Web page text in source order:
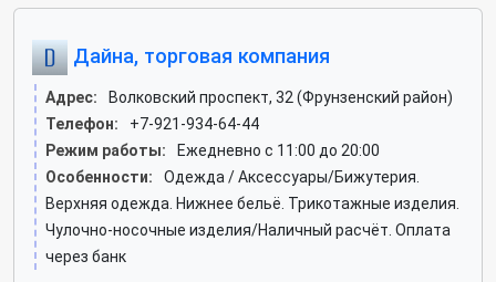
Дайна, торговая компания
Адрес:
Волковский проспект, 32 (Фрунзенский район)
Телефон:
+7-921-934-64-44
Режим работы:
Ежедневно с 11:00 до 20:00
Особенности:
Одежда / Аксессуары/Бижутерия.
Верхняя одежда. Нижнее бельё. Трикотажные изделия.
Чулочно-носочные изделия/Наличный расчёт. Оплата
через банк